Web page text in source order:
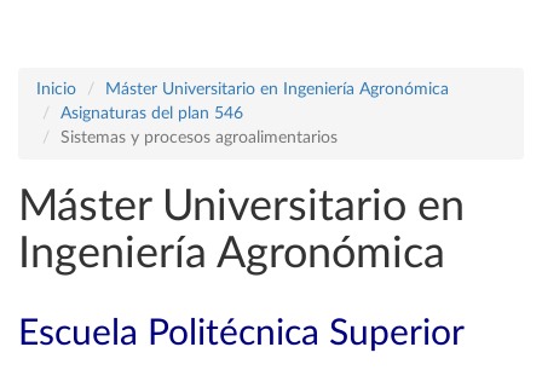
Inicio
Máster Universitario en Ingeniería Agronómica
Asignaturas del plan 546
Sistemas y procesos agroalimentarios
Máster Universitario en
Ingeniería Agronómica
Escuela Politécnica Superior